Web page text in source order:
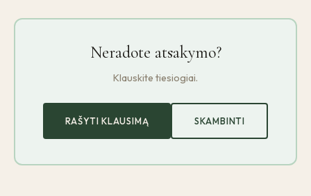
Neradote atsakymo?
Klauskite tiesiogiai.
RAŠYTI KLAUSIMĄ SKAMBINTI